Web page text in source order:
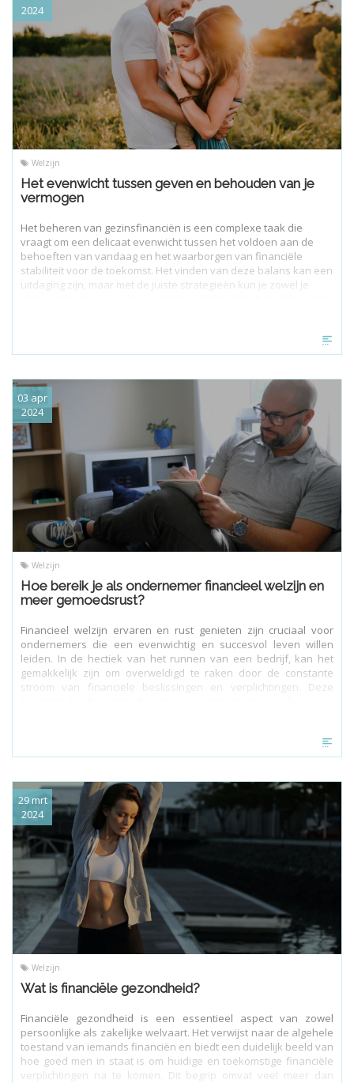
2024
Welzijn
Het evenwicht tussen geven en behouden van je
vermogen
Het beheren van gezinsfinanciën is een complexe taak die
vraagt om een delicaat evenwicht tussen het voldoen aan de
behoeften van vandaag en het waarborgen van financiële
stabiliteit voor de toekomst. Het vinden van deze balans kan een
uitdaging zijn, maar met de juiste strategieën kun je zowel je
03 apr
2024
Welzijn
Hoe bereik je als ondernemer financieel welzijn en
meer gemoedsrust?
Financieel welzijn ervaren en rust genieten zijn cruciaal voor
ondernemers die een evenwichtig en succesvol leven willen
leiden. In de hectiek van het runnen van een bedrijf, kan het
gemakkelijk zijn om overweldigd te raken door de constante
stroom van financiële beslissingen en verplichtingen. Deze
29 mrt
2024
Welzijn
Wat is financiële gezondheid?
Financiële gezondheid is een essentieel aspect van zowel
persoonlijke als zakelijke welvaart. Het verwijst naar de algehele
toestand van iemands financiën en biedt een duidelijk beeld van
hoe goed men in staat is om huidige en toekomstige financiële
verplichtingen na te komen. Dit begrip omvat veel meer dan